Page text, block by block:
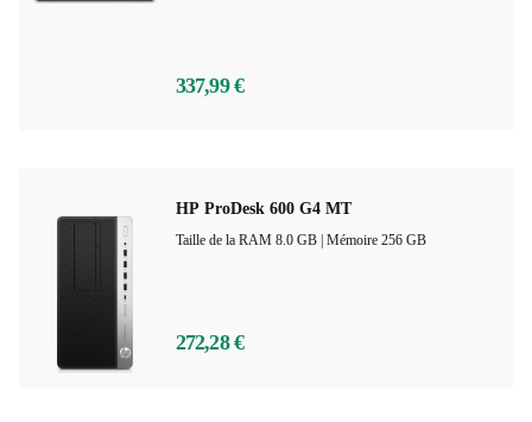
337,99 €
HP ProDesk 600 G4 MT
Mémoire 256 GB
272,28 €